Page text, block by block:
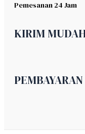
Pemesanan 24 Jam
KIRIM
PEMBAYARAN